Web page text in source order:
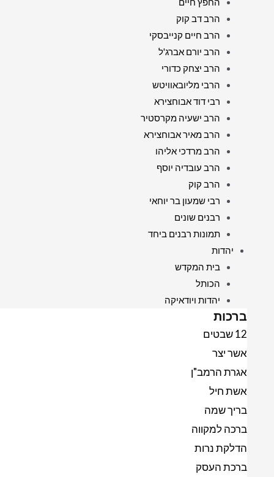
החפץ חיים
הרב דב קוק
הרב חיים קנייבסקי
הרב יורם אברג'ל
הרב יצחק כדורי
הרבי מליובאוויטש
רבי דוד אבוחצירא
הרב ישעיה מקרסטיר
הרב מאיר אבוחצירא
הרב מרדכי אליהו
הרב עובדיה יוסף
הרב קוק
רבי שמעון בר יוחאי
רבנים שונים
תמונות רבנים ביחד
יהדות
בית המקדש
הכותל
יהדות ויודאיקה
ברכות
12 שבטים
אשר יצר
אגרת הרמב"ן
אשת חיל
בריך שמה
ברכה למקווה
הדלקת נרות
ברכת העסק